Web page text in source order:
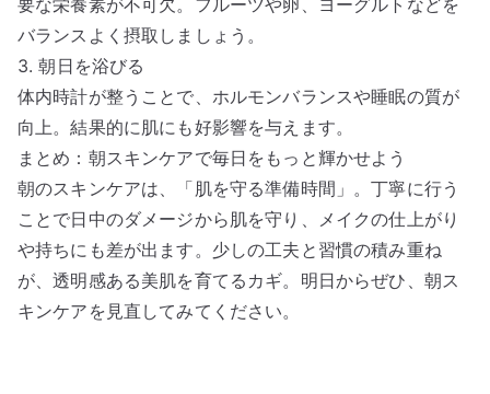
要な栄養素が不可欠。フルーツや卵、ヨーグルトなどを
バランスよく摂取しましょう。
3. 朝日を浴びる
体内時計が整うことで、ホルモンバランスや睡眠の質が
向上。結果的に肌にも好影響を与えます。
まとめ：朝スキンケアで毎日をもっと輝かせよう
朝のスキンケアは、「肌を守る準備時間」。丁寧に行う
ことで日中のダメージから肌を守り、メイクの仕上がり
や持ちにも差が出ます。少しの工夫と習慣の積み重ね
が、透明感ある美肌を育てるカギ。明日からぜひ、朝ス
キンケアを見直してみてください。